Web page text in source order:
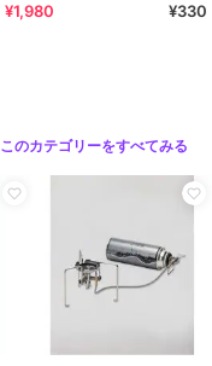
¥1,980 ¥330
このカテゴリーをすべてみる